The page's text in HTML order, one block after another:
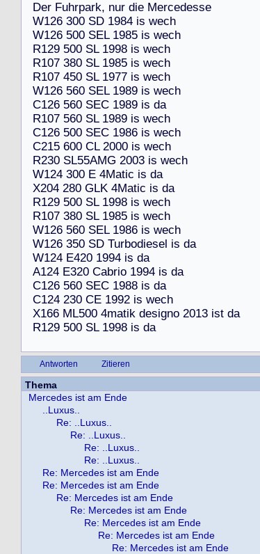
Der Fuhrpark, nur die Mercedesse
W126 300 SD 1984 is wech
W126 500 SEL 1985 is wech
R129 500 SL 1998 is wech
R107 380 SL 1985 is wech
R107 450 SL 1977 is wech
W126 560 SEL 1989 is wech
C126 560 SEC 1989 is da
R107 560 SL 1989 is wech
C126 500 SEC 1986 is wech
C215 600 CL 2000 is wech
R230 SL55AMG 2003 is wech
W124 300 E 4Matic is da
X204 280 GLK 4Matic is da
R129 500 SL 1998 is wech
R107 380 SL 1985 is wech
W126 560 SEL 1986 is wech
W126 350 SD Turbodiesel is da
W124 E420 1994 is da
A124 E320 Cabrio 1994 is da
C126 560 SEC 1988 is da
C124 230 CE 1992 is wech
X166 ML500 4matik designo 2013 ist da
R129 500 SL 1998 is da
Antworten Zitieren
Thema
Mercedes ist am Ende
..Luxus..
Re: ..Luxus..
Re: ..Luxus..
Re: ..Luxus..
Re: ..Luxus..
Re: Mercedes ist am Ende
Re: Mercedes ist am Ende
Re: Mercedes ist am Ende
Re: Mercedes ist am Ende
Re: Mercedes ist am Ende
Re: Mercedes ist am Ende
Re: Mercedes ist am Ende